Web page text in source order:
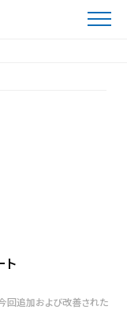
ト
回追加および改善された